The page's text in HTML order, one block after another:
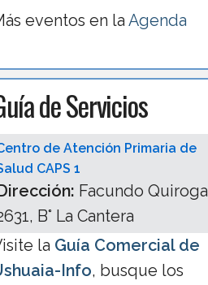
eventos en laAgenda
de Servicios
de Atención Primaria de
CAPS 1
Facundo Quiroga
B° La Cantera
la Guía Comercial de
Info, busque los